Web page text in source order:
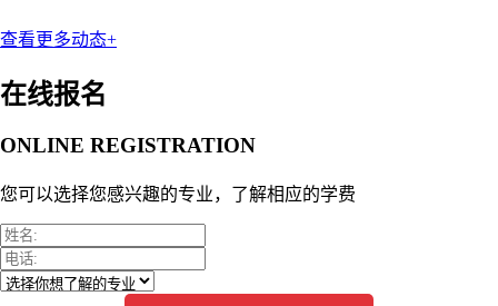
查看更多动态+
在线报名
ONLINE REGISTRATION
您可以选择您感兴趣的专业，了解相应的学费